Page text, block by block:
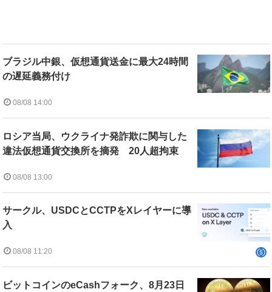
ブラジル中銀、仮想通貨送金に最大24時間
の遅延義務付け
08/08 14:00
ロシア当局、ウクライナ発詐欺に関与した
違法仮想通貨交換所を摘発 20人超拘束
08/08 13:00
サークル、USDCとCCTPをXレイヤーに導
入
08/08 11:20
ビットコインのeCashフォーク、8月23日